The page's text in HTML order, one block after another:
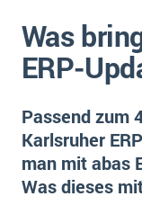
ERP-
Plattform
Kosten
Suche
ERP-Software
Ämter
Bau
E-commerce
Einzelhandel
ERP
Vorgestellt
Was ist ERP?
ERP-Experten
Offene Stellen bei
Was
ERP-
Passend zum
Karlsruher
man mit abas
Was dieses